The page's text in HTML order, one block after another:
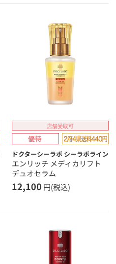
店舗受取可
ドクターシーラボ シーラボライン
エンリッチ メディカリフト
デュオセラム
12,100 円(税込)